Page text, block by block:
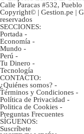
Calle Paracas #532,
Copyright© | Gestion.pe |
reservados
SECCIONES:
Portada -
Economía -
Mundo -
Perú -
Tu Dinero -
Tecnología
CONTACTO:
¿Quiénes somos? -
Términos y Condiciones -
Política de Privacidad -
Politica de Cookies -
Preguntas Frecuentes
SÍGUENOS:
Suscríbete